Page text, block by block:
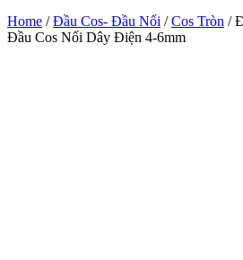
Home /Đầu Cos- Đầu Nối /Cos Tròn /
Đầu Cos Nối Dây Điện 4-6mm